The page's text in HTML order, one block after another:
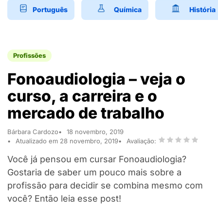
Português Química História
Profissões
Fonoaudiologia – veja o
curso, a carreira e o
mercado de trabalho
Bárbara Cardozo
18 novembro, 2019
Atualizado em 28 novembro, 2019
Avaliação:
Você já pensou em cursar Fonoaudiologia?
Gostaria de saber um pouco mais sobre a
profissão para decidir se combina mesmo com
você? Então leia esse post!